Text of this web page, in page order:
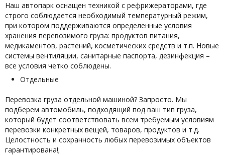
Наш автопарк оснащен техникой с рефрижераторами, где
строго соблюдается необходимый температурный режим,
при котором поддерживаются определенные условия
хранения перевозимого груза: продуктов питания,
медикаментов, растений, косметических средств и т.п. Новые
системы вентиляции, санитарные паспорта, дезинфекция –
все условия четко соблюдены.
Отдельные
Перевозка груза отдельной машиной? Запросто. Мы
подберем автомобиль, подходящий под ваш тип груза,
который будет соответствовать всем требуемым условиям
перевозки конкретных вещей, товаров, продуктов и т.д.
Целостность и сохранность любых перевозимых объектов
гарантирована!;